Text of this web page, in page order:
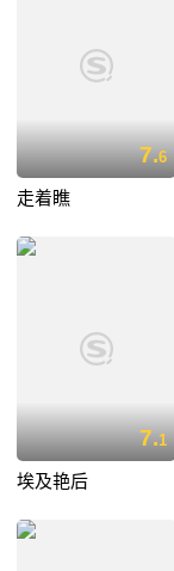
7.6
走着瞧
7.1
埃及艳后